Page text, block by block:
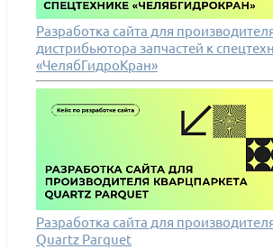
Разработка сайта для
дистрибьютора запчастей к
«ЧелябГидроКран»
Разработка сайта для
Quartz Parquet